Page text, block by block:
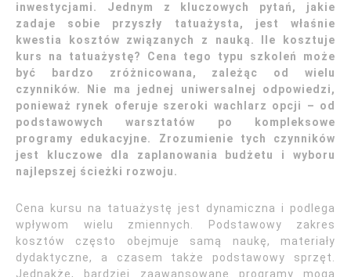
inwestycjami. Jednym z kluczowych pytań, jakie
zadaje sobie przyszły tatuażysta, jest właśnie
kwestia kosztów związanych z nauką. Ile kosztuje
kurs na tatuażystę? Cena tego typu szkoleń może
być bardzo zróżnicowana, zależąc od wielu
czynników. Nie ma jednej uniwersalnej odpowiedzi,
ponieważ rynek oferuje szeroki wachlarz opcji – od
podstawowych warsztatów po kompleksowe
programy edukacyjne. Zrozumienie tych czynników
jest kluczowe dla zaplanowania budżetu i wyboru
najlepszej ścieżki rozwoju.
Cena kursu na tatuażystę jest dynamiczna i podlega
wpływom wielu zmiennych. Podstawowy zakres
kosztów często obejmuje samą naukę, materiały
dydaktyczne, a czasem także podstawowy sprzęt.
Jednakże, bardziej zaawansowane programy mogą